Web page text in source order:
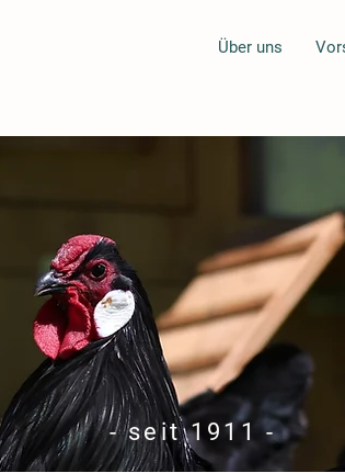
Über uns
- seit 1911 -